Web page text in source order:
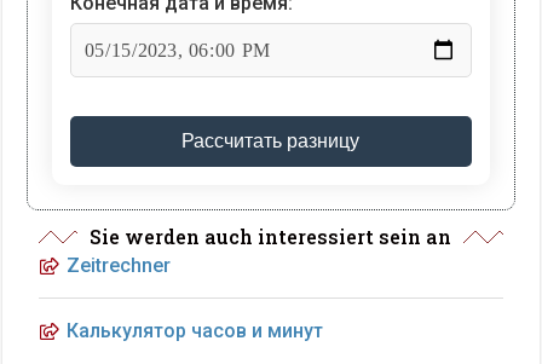
Рассчитать разницу
Sie werden auch interessiert sein an
Zeitrechner
Калькулятор часов и минут